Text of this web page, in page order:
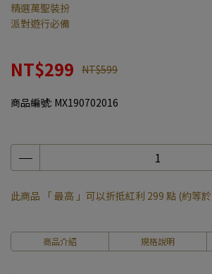
精選萬聖裝扮
派對遊行必備
NT$299 NT$599
商品編號: MX190702016
此商品 「 最高 」可以折抵紅利 299 點 (約等於
商品介紹 規格說明